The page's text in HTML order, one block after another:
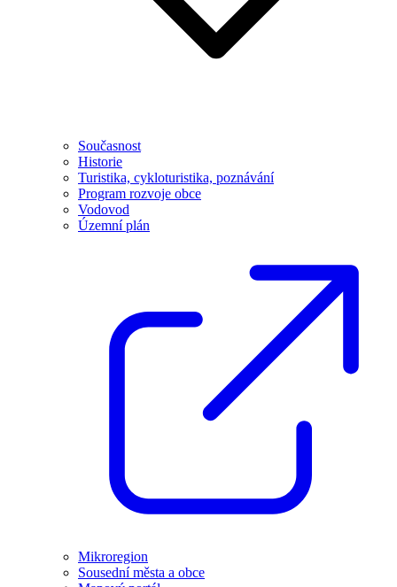
Současnost
Historie
Turistika, cykloturistika, poznávání
Program rozvoje obce
Vodovod
Územní plán
Mikroregion
Sousední města a obce